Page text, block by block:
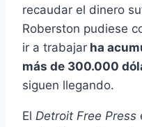
recaudar el dinero
Roberston pudiese
ir a trabajar ha
más de 300.000
siguen llegando.
El Detroit Free Press